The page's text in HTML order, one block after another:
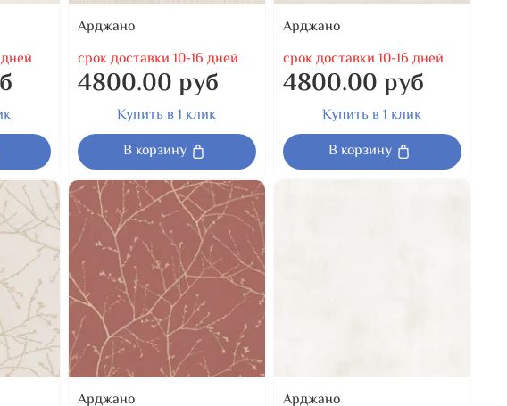
Арджано
срок доставки 10-16 дней
4800.00 руб
Купить в 1 клик
В корзину
Арджано
срок доставки 10-16 дней
4800.00 руб
Купить в 1 клик
В корзину
Арджано
Арджано